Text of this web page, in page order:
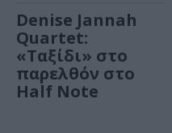
Denise Jannah
Quartet:
«Ταξίδι» στο
παρελθόν στο
Half Note